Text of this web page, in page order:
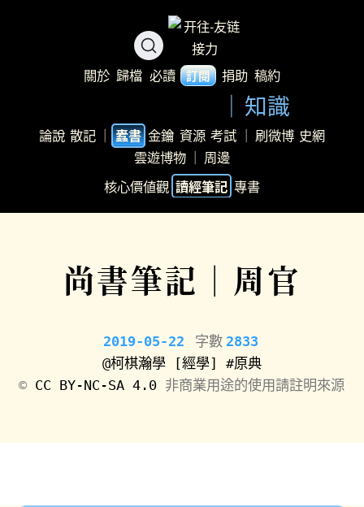
關於 歸檔 必讀 訂閱 捐助 稿約
知識
論說 散記 ｜ 蠹書 金鑰 資源 考試 ｜ 刷微博 史網
雲遊博物 ｜ 周邊
核心價値觀 讀經筆記 專書
尚書筆記｜周官
2019-05-22 字數 2833
@柯棋瀚學
[經學]
#原典
©️ CC BY-NC-SA 4.0 非商業用途的使用請註明來源